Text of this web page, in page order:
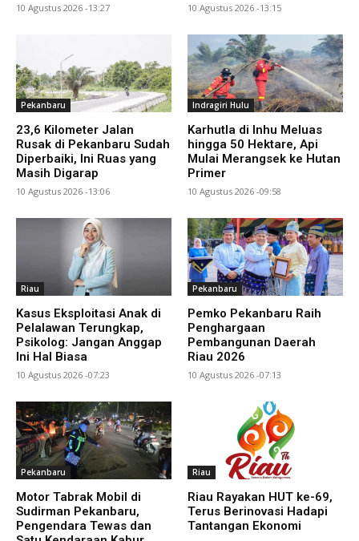
10 Agustus 2026 -13:27 10 Agustus 2026 -13:15
Pekanbaru
23,6 Kilometer Jalan
Rusak di Pekanbaru Sudah
Diperbaiki, Ini Ruas yang
Masih Digarap
10 Agustus 2026 -13:06
Indragiri Hulu
Karhutla di Inhu Meluas
hingga 50 Hektare, Api
Mulai Merangsek ke Hutan
Primer
10 Agustus 2026 -09:58
Riau
Kasus Eksploitasi Anak di
Pelalawan Terungkap,
Psikolog: Jangan Anggap
Ini Hal Biasa
10 Agustus 2026 -07:23
Pekanbaru
Pemko Pekanbaru Raih
Penghargaan
Pembangunan Daerah
Riau 2026
10 Agustus 2026 -07:13
Pekanbaru
Motor Tabrak Mobil di
Sudirman Pekanbaru,
Pengendara Tewas dan
Riau
Riau Rayakan HUT ke-69,
Terus Berinovasi Hadapi
Tantangan Ekonomi